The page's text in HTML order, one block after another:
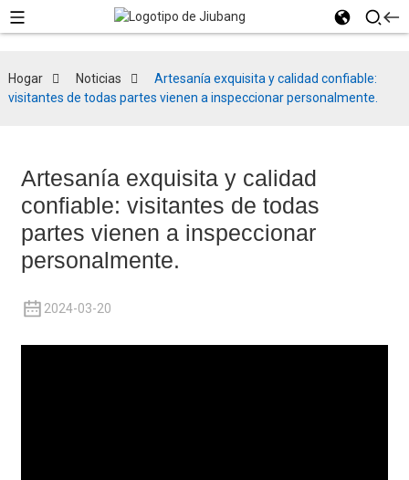
Hogar Noticias
Artesanía exquisita y calidad confiable:
visitantes de todas partes vienen a inspeccionar personalmente.
Artesanía exquisita y calidad
confiable: visitantes de todas
partes vienen a inspeccionar
personalmente.
2024-03-20